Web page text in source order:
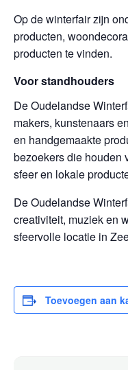
Op de winterfair zijn
producten,
producten te vinden.
Voor standhouders
De Oudelandse
makers, kunstenaars
en handgemaakte
bezoekers die houden
sfeer en lokale
De Oudelandse
creativiteit, muziek en
sfeervolle locatie in
Toevoegen aan